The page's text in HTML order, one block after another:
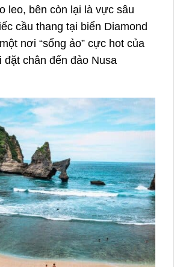
leo, bên còn lại là vực sâu
cầu thang tại biển Diamond
nơi “sống ảo” cực hot của
đặt chân đến đảo Nusa